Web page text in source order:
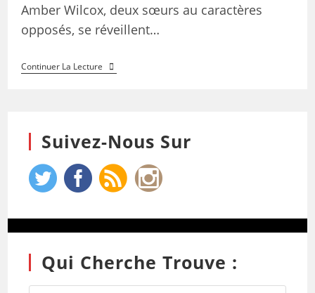
Amber Wilcox, deux sœurs au caractères
opposés, se réveillent…
Continuer La Lecture
Suivez-Nous Sur
Qui Cherche Trouve :